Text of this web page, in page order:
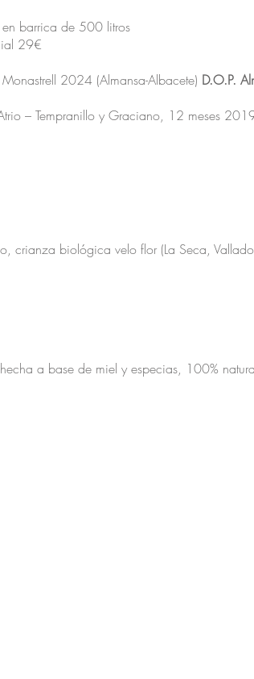
barrica de 500 litros
29€
2024 (Almansa-Albacete) D.O.P.
– Tempranillo y Graciano, 12 meses
crianza biológica velo flor (La Seca,
a base de miel y especias, 100%